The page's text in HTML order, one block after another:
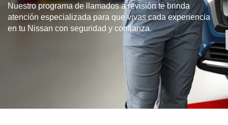
Nuestro programa de llamados a revisión te brinda
atención especializada para que vivas cada experiencia
en tu Nissan con seguridad y confianza.